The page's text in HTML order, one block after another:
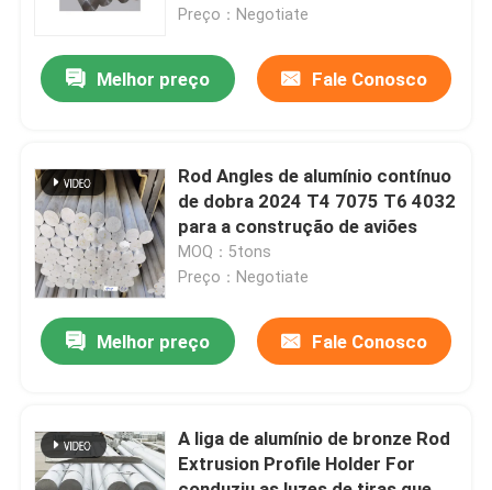
Folha da liga de alumínio
Lingote de alumínio puro
Rod de alumínio contínuo
Barra quadrada de alumínio
Tubo quadrado de alumínio
Preço：Negotiate
Melhor preço Fale Conosco
Rod Angles de alumínio contínuo
de dobra 2024 T4 7075 T6 4032
para a construção de aviões
MOQ：5tons
Preço：Negotiate
Melhor preço Fale Conosco
A liga de alumínio de bronze Rod
Extrusion Profile Holder For